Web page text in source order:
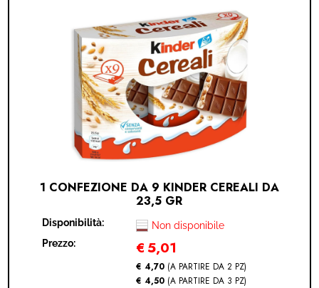
1 CONFEZIONE DA 9 KINDER CEREALI DA
23,5 GR
Disponibilità:
Non disponibile
Prezzo:
€5,01
€ 4,70 (A PARTIRE DA 2 PZ)
€ 4,50 (A PARTIRE DA 3 PZ)